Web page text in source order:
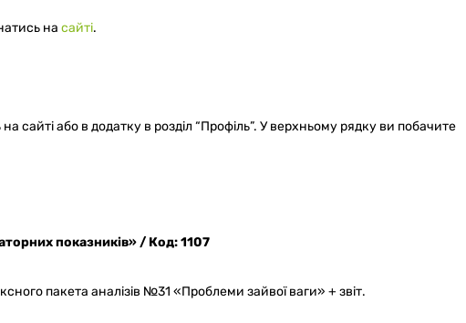
на сайті.
сайті або в додатку в розділ “Профіль”. У верхньому рядку ви побачите
показників» / Код: 1107
пакета аналізів №31 «Проблеми зайвої ваги» + звіт.